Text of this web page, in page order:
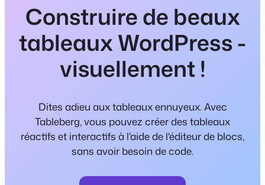
Construire de beaux
tableaux WordPress -
visuellement !
Dites adieu aux tableaux ennuyeux. Avec
Tableberg, vous pouvez créer des tableaux
réactifs et interactifs à l'aide de l'éditeur de blocs,
sans avoir besoin de code.